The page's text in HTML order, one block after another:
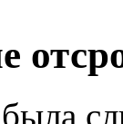
была